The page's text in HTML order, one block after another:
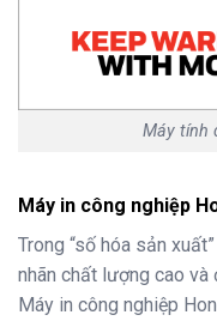
Máy tính
Máy in công nghiệp
Trong “số hóa sản
nhãn chất lượng cao và
Máy in công nghiệp